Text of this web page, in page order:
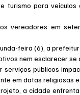
turismo para
vereadores em
feira (6), a
nem esclarecer
serviços públicos
em datas religiosas
a cidade